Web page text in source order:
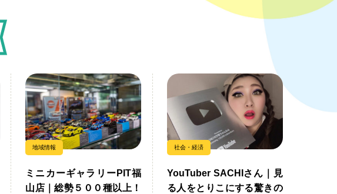
地域情報
ミニカーギャラリーPIT福
山店｜総勢５００種以上！
社会・経済
YouTuber SACHIさん｜見
る人をとりこにする驚きの